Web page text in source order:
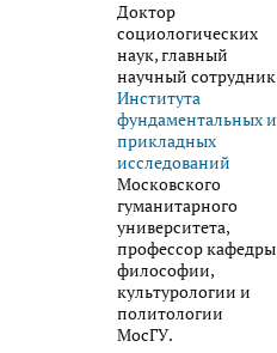
Доктор
социологических
наук, главный
научный сотрудник
Института
фундаментальных и
прикладных
исследований
Московского
гуманитарного
университета,
профессор кафедры
философии,
культурологии и
политологии
МосГУ.